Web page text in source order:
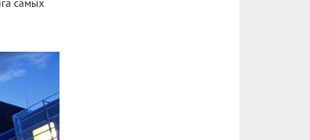
самых